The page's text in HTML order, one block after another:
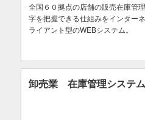
全国６０拠点の店舗の販売在庫管
字を把握できる仕組みをインター
ライアント型のWEBシステム。
卸売業 在庫管理システム